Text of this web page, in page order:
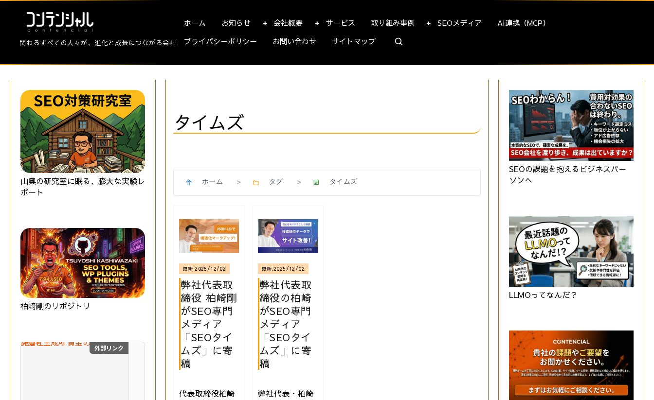
関わるすべての人々が、進化と成長につながる会社
ホーム お知らせ 会社概要 サービス 取り組み事例 SEOメディア
AI連携（MCP）
プライバシーポリシー
お問い合わせ サイトマップ
SEOの課題を抱えるビジネスパー
ソンへ
LLMOってなんだ？
タイムズ
ホーム > タグ > タイムズ
弊社代表取
締役 柏崎剛
がSEO専門
メディア
「SEOタイ
ムズ」に寄
稿
更新:2025/12/02
代表取締役柏崎
弊社代表取
締役の柏崎
がSEO専門
メディア
「SEOタイ
ムズ」に寄
稿
更新:2025/12/02
弊社代表・柏崎
山奥の研究室に眠る、膨大な実験レ
ポート
柏崎剛のリポジトリ
SEO×生成AI 黄金の教本 | 技術評論社
外部リンク